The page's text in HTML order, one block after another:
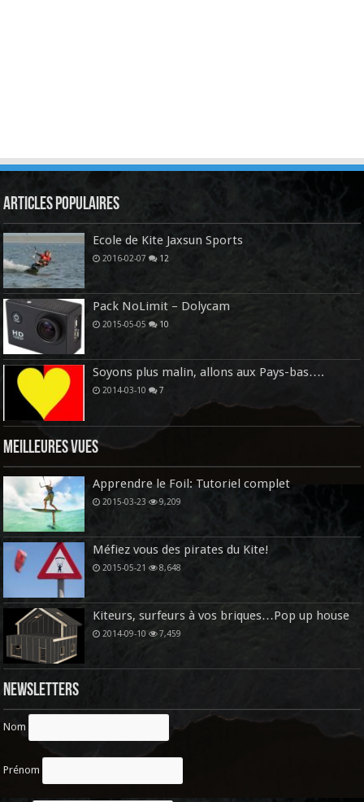
Articles Populaires
Ecole de Kite Jaxsun Sports
2016-02-07 12
Pack NoLimit – Dolycam
2015-05-05 10
Soyons plus malin, allons aux Pays-bas….
2014-03-10 7
Meilleures vues
Apprendre le Foil: Tutoriel complet
2015-03-23 9,209
Méfiez vous des pirates du Kite!
2015-05-21 8,648
Kiteurs, surfeurs à vos briques…Pop up house
2014-09-10 7,459
Newsletters
Nom
Prénom